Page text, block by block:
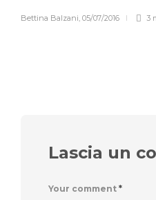
Bettina Balzani 05/07/2016 3
Lascia un
Your comment *